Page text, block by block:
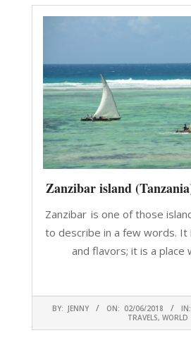
Zanzibar island
Zanzibar is one of those
to describe in a few words. It
and flavors; it is a place
2018-
02
BY: JENNY ON: 02/06/2018 IN:
TRAVELS, WORLD